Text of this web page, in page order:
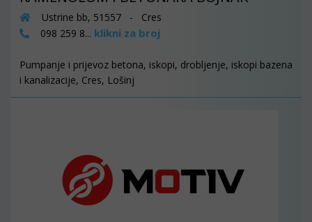
Ustrine bb, 51557 - Cres
098 259 8... klikni za broj
Pumpanje i prijevoz betona, iskopi, drobljenje, iskopi bazena
i kanalizacije, Cres, Lošinj